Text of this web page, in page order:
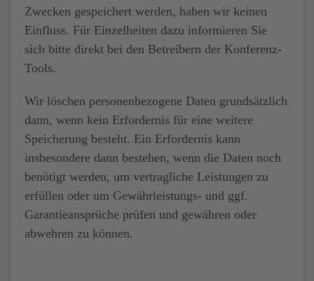
Zwecken gespeichert werden, haben wir keinen
Einfluss. Für Einzelheiten dazu informieren Sie
sich bitte direkt bei den Betreibern der Konferenz-
Tools.
Wir löschen personenbezogene Daten grundsätzlich
dann, wenn kein Erfordernis für eine weitere
Speicherung besteht. Ein Erfordernis kann
insbesondere dann bestehen, wenn die Daten noch
benötigt werden, um vertragliche Leistungen zu
erfüllen oder um Gewährleistungs- und ggf.
Garantieansprüche prüfen und gewähren oder
abwehren zu können.